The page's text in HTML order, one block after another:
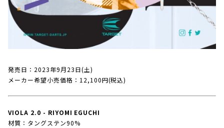
発売日：2023年9月23日(土)
メーカー希望小売価格：12,100円(税込)
VIOLA 2.0 - RIYOMI EGUCHI
材質：タングステン90%